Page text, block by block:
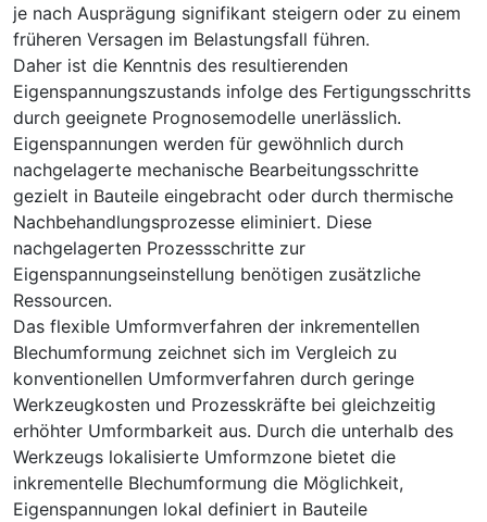
je nach Ausprägung signifikant steigern oder zu einem
früheren Versagen im Belastungsfall führen.
Daher ist die Kenntnis des resultierenden
Eigenspannungszustands infolge des Fertigungsschritts
durch geeignete Prognosemodelle unerlässlich.
Eigenspannungen werden für gewöhnlich durch
nachgelagerte mechanische Bearbeitungsschritte
gezielt in Bauteile eingebracht oder durch thermische
Nachbehandlungsprozesse eliminiert. Diese
nachgelagerten Prozessschritte zur
Eigenspannungseinstellung benötigen zusätzliche
Ressourcen.
Das flexible Umformverfahren der inkrementellen
Blechumformung zeichnet sich im Vergleich zu
konventionellen Umformverfahren durch geringe
Werkzeugkosten und Prozesskräfte bei gleichzeitig
erhöhter Umformbarkeit aus. Durch die unterhalb des
Werkzeugs lokalisierte Umformzone bietet die
inkrementelle Blechumformung die Möglichkeit,
Eigenspannungen lokal definiert in Bauteile